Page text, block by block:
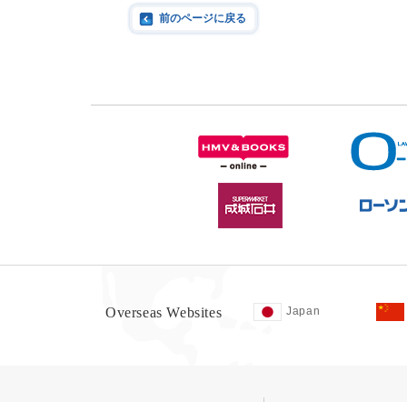
前のページに戻る
Overseas Websites Japan